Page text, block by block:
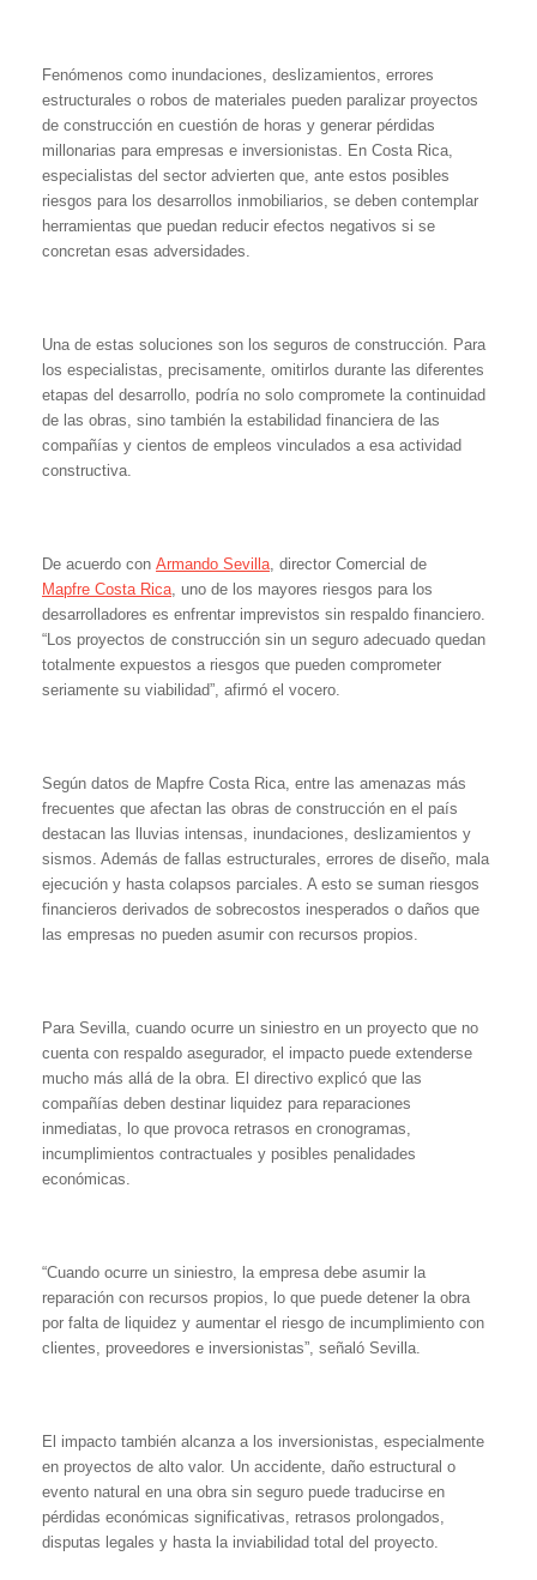
Fenómenos como inundaciones, deslizamientos, errores
estructurales o robos de materiales pueden paralizar proyectos
de construcción en cuestión de horas y generar pérdidas
millonarias para empresas e inversionistas. En Costa Rica,
especialistas del sector advierten que, ante estos posibles
riesgos para los desarrollos inmobiliarios, se deben contemplar
herramientas que puedan reducir efectos negativos si se
concretan esas adversidades.
Una de estas soluciones son los seguros de construcción. Para
los especialistas, precisamente, omitirlos durante las diferentes
etapas del desarrollo, podría no solo compromete la continuidad
de las obras, sino también la estabilidad financiera de las
compañías y cientos de empleos vinculados a esa actividad
constructiva.
De acuerdo con Armando Sevilla , director Comercial de
Mapfre Costa Rica , uno de los mayores riesgos para los
desarrolladores es enfrentar imprevistos sin respaldo financiero.
“Los proyectos de construcción sin un seguro adecuado quedan
totalmente expuestos a riesgos que pueden comprometer
seriamente su viabilidad”, afirmó el vocero.
Según datos de Mapfre Costa Rica, entre las amenazas más
frecuentes que afectan las obras de construcción en el país
destacan las lluvias intensas, inundaciones, deslizamientos y
sismos. Además de fallas estructurales, errores de diseño, mala
ejecución y hasta colapsos parciales. A esto se suman riesgos
financieros derivados de sobrecostos inesperados o daños que
las empresas no pueden asumir con recursos propios.
Para Sevilla, cuando ocurre un siniestro en un proyecto que no
cuenta con respaldo asegurador, el impacto puede extenderse
mucho más allá de la obra. El directivo explicó que las
compañías deben destinar liquidez para reparaciones
inmediatas, lo que provoca retrasos en cronogramas,
incumplimientos contractuales y posibles penalidades
económicas.
“Cuando ocurre un siniestro, la empresa debe asumir la
reparación con recursos propios, lo que puede detener la obra
por falta de liquidez y aumentar el riesgo de incumplimiento con
clientes, proveedores e inversionistas”, señaló Sevilla.
El impacto también alcanza a los inversionistas, especialmente
en proyectos de alto valor. Un accidente, daño estructural o
evento natural en una obra sin seguro puede traducirse en
pérdidas económicas significativas, retrasos prolongados,
disputas legales y hasta la inviabilidad total del proyecto.